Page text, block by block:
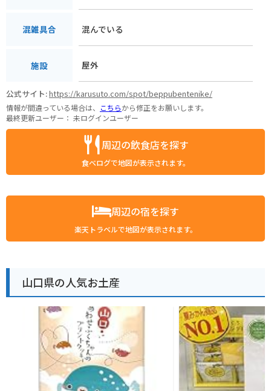
混雑具合 混んでいる
施設 屋外
公式サイト:https://karusuto.com/spot/beppubentenike/
情報が間違っている場合は、 こちらから修正をお願いします。
最終更新ユーザー： 未ログインユーザー
周辺の飲食店を探す
食べログで地図が表示されます。
周辺の宿を探す
楽天トラベルで地図が表示されます。
山口県の人気お土産